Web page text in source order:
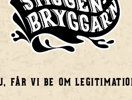
FÅR VI BE OM
SORTIMENT
Smögen 45
Sydväst
Ljungman